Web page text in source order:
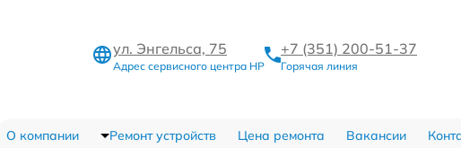
ул. Энгельса, 75
Адрес сервисного центра HP
+7 (351) 200-51-37
Горячая линия
О компании Ремонт устройств Цена ремонта Вакансии